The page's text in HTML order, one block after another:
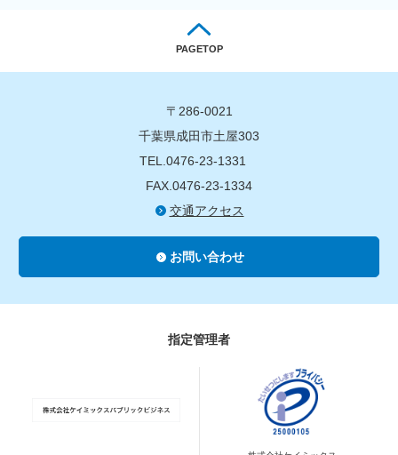
PAGETOP
〒286-0021
千葉県成田市土屋303
TEL.0476-23-1331
FAX.0476-23-1334
交通アクセス
お問い合わせ
指定管理者